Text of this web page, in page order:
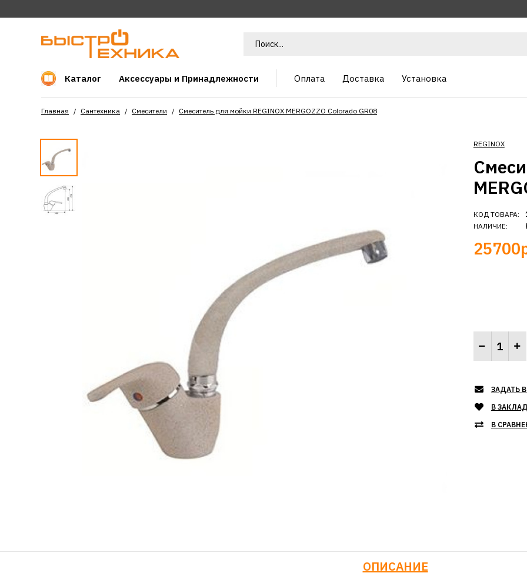
Каталог Аксессуары и Принадлежности Оплата Доставка Установка
Главная Сантехника Смесители Смеситель для мойки REGINOX MERGOZZO Colorado GR08
REGINOX
КОД ТОВАРА:
НАЛИЧИЕ:
ЗАДАТЬ
В
В
ОПИСАНИЕ